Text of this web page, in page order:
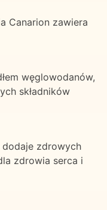
Canarion zawiera
węglowodanów,
składników
zdrowych
zdrowia serca i